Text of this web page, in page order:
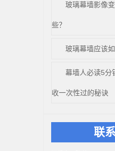
玻璃幕墙影像
些？
玻璃幕墙应该
幕墙人必读5分
收一次性过的秘诀
联